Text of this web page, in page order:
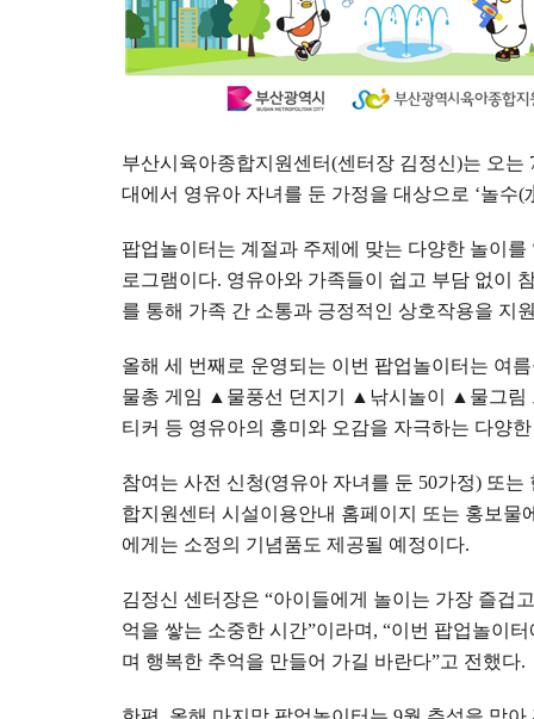
부산시육아종합지원센터(센터장 김정신)는 오는
대에서 영유아 자녀를 둔 가정을 대상으로 ‘놀수(
팝업놀이터는 계절과 주제에 맞는 다양한 놀이
로그램이다. 영유아와 가족들이 쉽고 부담 없이
를 통해 가족 간 소통과 긍정적인 상호작용을 지
올해 세 번째로 운영되는 이번 팝업놀이터는 여
물총 게임 ▲ 물풍선 던지기 ▲ 낚시놀이 ▲ 물그림
티커 등 영유아의 흥미와 오감을 자극하는 다양
참여는 사전 신청(영유아 자녀를 둔 50가정) 또는
합지원센터 시설이용안내 홈페이지 또는 홍보물
에게는 소정의 기념품도 제공될 예정이다.
김정신 센터장은 “아이들에게 놀이는 가장 즐겁
억을 쌓는 소중한 시간”이라며 , “이번 팝업놀이
며 행복한 추억을 만들어 가길 바란다”고 전했다.